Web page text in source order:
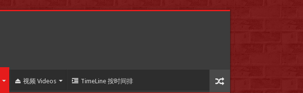
视频 Videos TimeLine 按时间排